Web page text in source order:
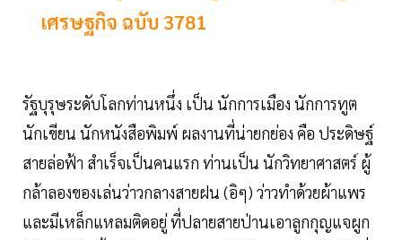
เศรษฐกิจ ฉบับ 3781
รัฐบุรุษระดับโลกท่านหนึ่ง เป็น นักการเมือง นักการทูต
นักเขียน นักหนังสือพิมพ์ ผลงานที่น่ายกย่อง คือ ประดิษฐ์
สายล่อฟ้า สำเร็จเป็นคนแรก ท่านเป็น นักวิทยาศาสตร์ ผู้
กล้าลองของเล่นว่าวกลางสายฝน (อิๆ) ว่าวทำด้วยผ้าแพร
และมีเหล็กแหลมติดอยู่ ที่ปลายสายป่านเอาลูกกุญแจผูก